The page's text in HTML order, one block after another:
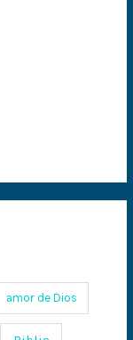
amor de Dios